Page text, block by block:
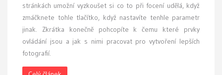
stránkách umožní vyzkoušet si co to při focení udělá, když
zmáčknete tohle tlačítko, když nastavíte tenhle parametr
jinak. Zkrátka konečně pohcopíte k čemu které prvky
ovládání jsou a jak s nimi pracovat pro vytvoření lepších
fotografií.